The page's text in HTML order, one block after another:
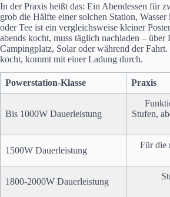
In der Praxis heißt das: Ein Abendessen für
grob die Hälfte einer solchen Station,
oder Tee ist ein vergleichsweise kleiner
abends kocht, muss täglich nachladen – über
Campingplatz, Solar oder während der Fahrt.
kocht, kommt mit einer Ladung durch.
Powerstation-Klasse Praxis
Bis 1000W Dauerleistung
Stufen,
1500W Dauerleistung
Für die
1800-2000W Dauerleistung